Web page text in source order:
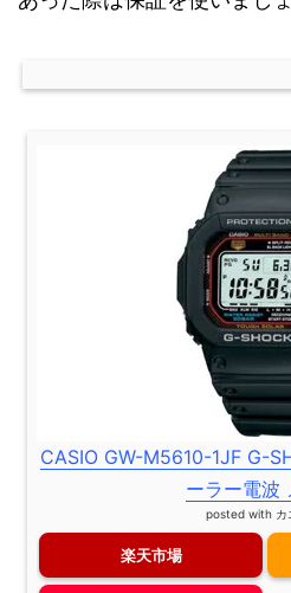
CASIO GW-M5610-1JF G-
ーラー電波
posted with カ
楽天市場